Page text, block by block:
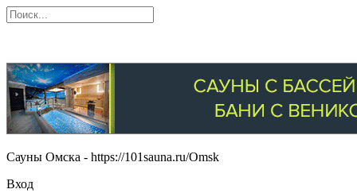
Сауны Омска - https://101sauna.ru/Omsk
Вход